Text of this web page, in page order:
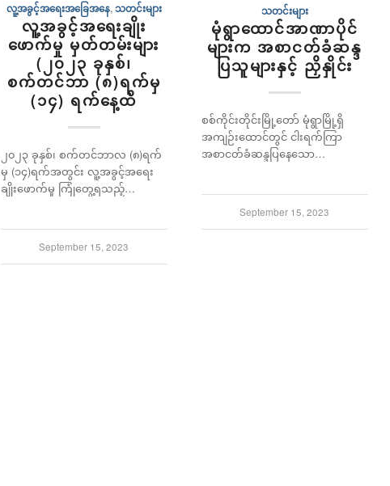
လူ့အခွင့်အရေးအခြေအနေ,သတင်းများ
လူ့အခွင့်အရေးချိုး
ဖောက်မှု မှတ်တမ်းများ
(၂၀၂၃ ခုနှစ်၊
စက်တင်ဘာ (၈)ရက်မှ
(၁၄) ရက်နေ့ထိ
၂၀၂၃ ခုနှစ်၊ စက်တင်ဘာလ (၈)ရက်
မှ (၁၄)ရက်အတွင်း လူ့အခွင့်အရေး
ချိုးဖောက်မှု ကြုံတွေ့ရသည့်…
September 15, 2023
သတင်းများ
မုံရွာထောင်အာဏာပိုင်
များက အစာငတ်ခံဆန္ဒ
ပြသူများနှင့် ညှိနှိုင်း
စစ်ကိုင်းတိုင်းမြို့တော် မုံရွာမြို့ရှိ
အကျဉ်းထောင်တွင် ငါးရက်ကြာ
အစာငတ်ခံဆန္ဒပြနေသော…
September 15, 2023